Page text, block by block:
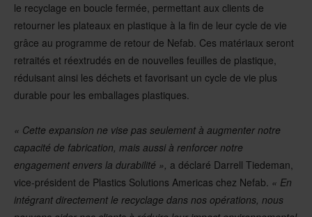
le recyclage en boucle fermée, permettant aux clients de
retourner les plateaux en plastique à la fin de leur cycle de vie
grâce au programme de retour de Nefab. Ces matériaux seront
retraités et réextrudés en de nouvelles feuilles de plastique,
réduisant ainsi les déchets et favorisant un cycle de vie plus
durable pour les emballages plastiques.
« Cette expansion ne vise pas seulement à augmenter notre
capacité de fabrication, mais aussi à renforcer notre
engagement envers la durabilité », a déclaré Darrell Tiedeman,
vice-président de Plastics Solutions Americas chez Nefab. « En
intégrant directement le recyclage dans nos opérations, nous